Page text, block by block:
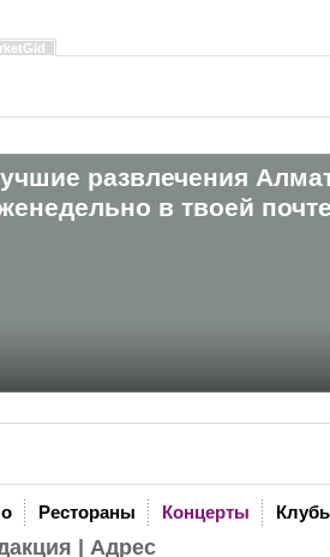
развлечения
в твоей
Рестораны Концерты
Адрес